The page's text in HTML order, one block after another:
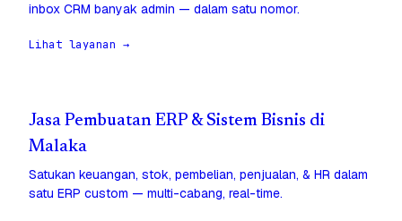
inbox CRM banyak admin — dalam satu nomor.
Lihat layanan →
Jasa Pembuatan ERP & Sistem Bisnis di
Malaka
Satukan keuangan, stok, pembelian, penjualan, & HR dalam
satu ERP custom — multi-cabang, real-time.